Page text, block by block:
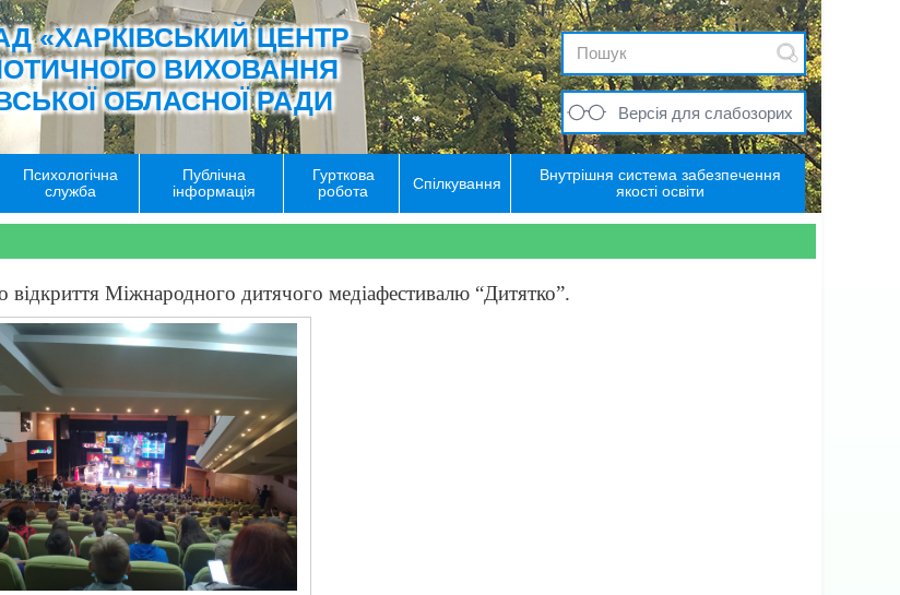
«ХАРКІВСЬКИЙ ЦЕНТР
ВИХОВАННЯ
ОБЛАСНОЇ РАДИ
Версія для слабозорих
Психологічна
служба
Публічна
інформація
Гурткова
робота
Спілкування
Внутрішня система забезпечення
якості освіти
відкриття Міжнародного дитячого медіафестивалю “Дитятко”.